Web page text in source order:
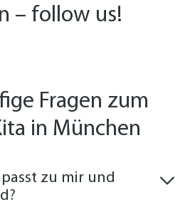
– follow us!
Fragen zum
in München
zu mir und